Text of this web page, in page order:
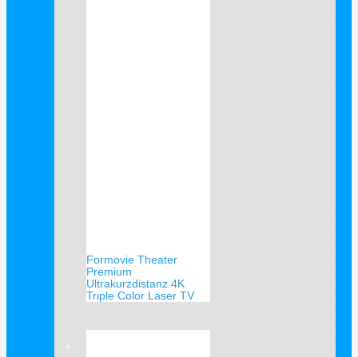
Formovie Theater
Premium
Ultrakurzdistanz 4K
Triple Color Laser TV